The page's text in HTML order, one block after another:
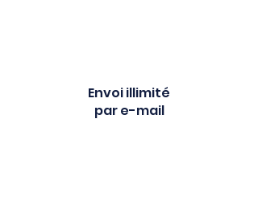
Envoi illimité
par e-mail